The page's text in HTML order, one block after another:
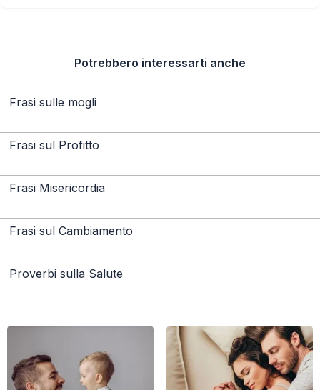
Potrebbero interessarti anche
Frasi sulle mogli
Frasi sul Profitto
Frasi Misericordia
Frasi sul Cambiamento
Proverbi sulla Salute